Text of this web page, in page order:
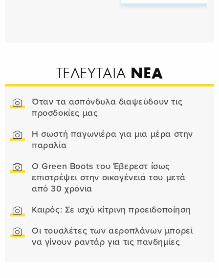
ΤΕΛΕΥΤΑΙΑ ΝΕΑ
Όταν τα ασπόνδυλα διαψεύδουν τις
προσδοκίες μας
Η σωστή παγωνιέρα για μια μέρα στην
παραλία
Ο Green Boots του Έβερεστ ίσως
επιστρέψει στην οικογένειά του μετά
από 30 χρόνια
Καιρός: Σε ισχύ κίτρινη προειδοποίηση
Οι τουαλέτες των αεροπλάνων μπορεί
να γίνουν ραντάρ για τις πανδημίες